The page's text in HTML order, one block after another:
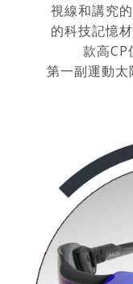
視線和講究
的科技記憶
款高CP
第一副運動太